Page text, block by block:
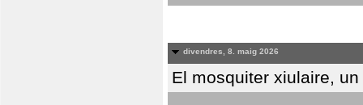
divendres, 8. maig 2026
El mosquiter xiulaire,